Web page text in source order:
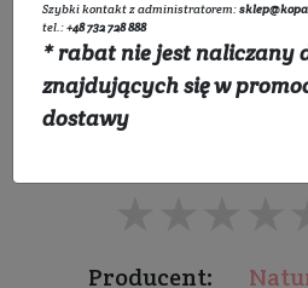
Peptydowe
oczy
Producent:
Szybki kontakt z administratorem:
tel.:+48 732 728 888
* rabat nie jest naliczany
znajdujących się w
dostawy